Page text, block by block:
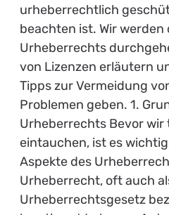
urheberrechtlich
beachten ist. Wir werden
Urheberrechts
von Lizenzen erläutern
Tipps zur Vermeidung
Problemen geben. 1.
Urheberrechts Bevor wir
eintauchen, ist es
Aspekte des
Urheberrecht, oft auch
Urheberrechtsgesetz